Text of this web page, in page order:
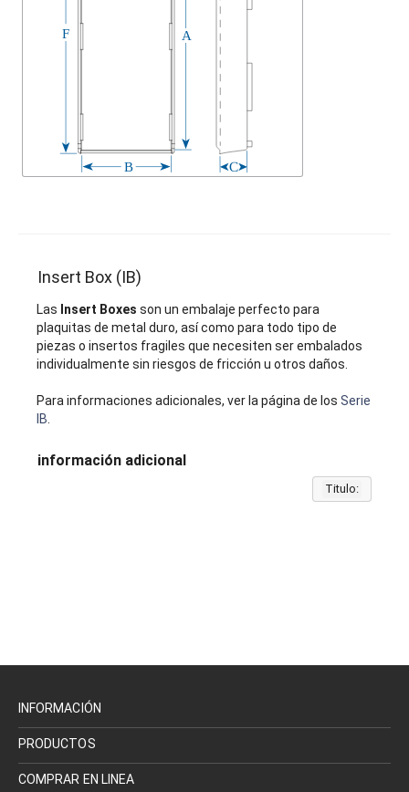
Insert Box (IB)
Las Insert Boxes son un embalaje perfecto para
plaquitas de metal duro, así como para todo tipo de
piezas o insertos fragiles que necesiten ser embalados
individualmente sin riesgos de fricción u otros daños.
Para informaciones adicionales, ver la página de losSerie
IB
información adicional
Titulo:
INFORMACIÓN
PRODUCTOS
COMPRAR EN LINEA